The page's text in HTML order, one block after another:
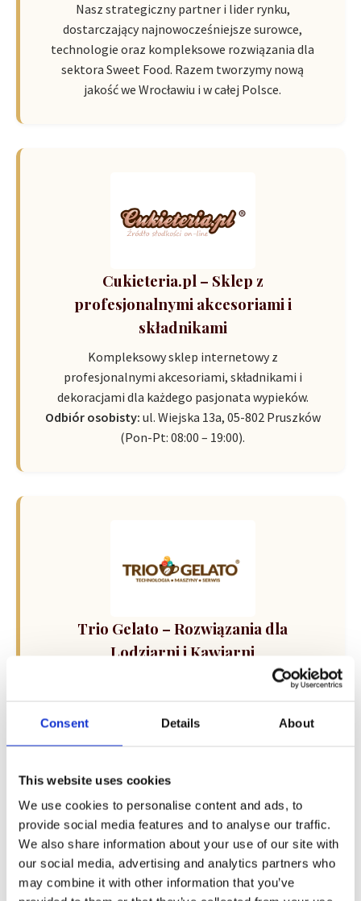
Consent Details About
This website uses cookies
We use cookies to personalise content and ads, to
provide social media features and to analyse our traffic.
We also share information about your use of our site with
our social media, advertising and analytics partners who
may combine it with other information that you’ve
Nasz strategiczny partner i lider rynku,
dostarczający najnowocześniejsze surowce,
technologie oraz kompleksowe rozwiązania dla
sektora Sweet Food. Razem tworzymy nową
jakość we Wrocławiu i w całej Polsce.
Cukieteria.pl – Sklep z
profesjonalnymi akcesoriami i
składnikami
Kompleksowy sklep internetowy z
profesjonalnymi akcesoriami, składnikami i
dekoracjami dla każdego pasjonata wypieków.
Odbiór osobisty: ul. Wiejska 13a, 05-802 Pruszków
(Pon-Pt: 08:00 – 19:00).
Trio Gelato – Rozwiązania dla
Lodziarni i Kawiarni
Kompleksowe wsparcie dla Twojego biznesu: od
ekspresów do kawy, po profesjonalny serwis i
szkolenia technologiczne. Skorzystaj z